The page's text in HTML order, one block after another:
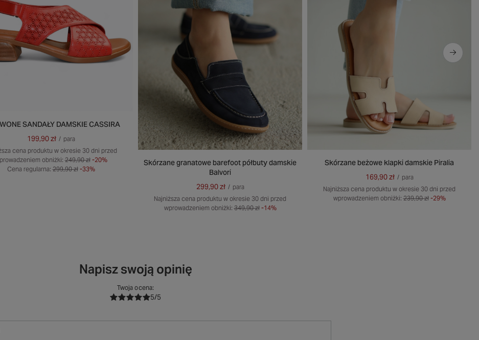
SANDAŁY DAMSKIE CASSIRA
199,90 zł / para
cena produktu w okresie 30 dni przed
obniżki:249,90 zł -20%
Cena regularna:299,90 zł -33%
Skórzane granatowe barefoot półbuty damskie
Balvori
299,90 zł / para
Najniższa cena produktu w okresie 30 dni przed
wprowadzeniem obniżki:349,90 zł -14%
Skórzane beżowe klapki damskie Piralia
169,90 zł / para
Najniższa cena produktu w okresie 30 dni przed
wprowadzeniem obniżki:239,90 zł -29%
Napisz swoją opinię
Twoja ocena:
5/5